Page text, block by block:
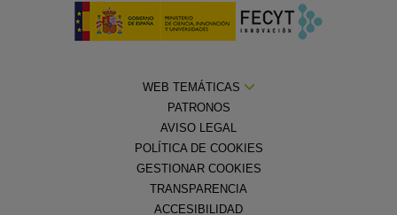
WEB TEMÁTICAS
PATRONOS
AVISO LEGAL
POLÍTICA DE COOKIES
GESTIONAR COOKIES
TRANSPARENCIA
ACCESIBILIDAD